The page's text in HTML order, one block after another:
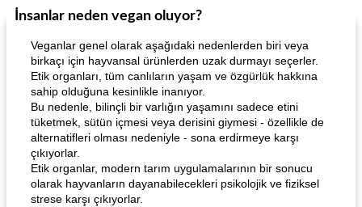
65dakika
Boneless Chicken Recipes
Curry Chicken Dinner
Candy
Mexican Cream (Fudge)
İnsanlar neden vegan oluyor?
Veganlar genel olarak aşağıdaki nedenlerden biri veya
birkaçı için hayvansal ürünlerden uzak durmayı seçerler.
Etik organları, tüm canlıların yaşam ve özgürlük hakkına
sahip olduğuna kesinlikle inanıyor.
Bu nedenle, bilinçli bir varlığın yaşamını sadece etini
tüketmek, sütün içmesi veya derisini giymesi - özellikle de
alternatifleri olması nedeniyle - sona erdirmeye karşı
çıkıyorlar.
Etik organlar, modern tarım uygulamalarının bir sonucu
olarak hayvanların dayanabilecekleri psikolojik ve fiziksel
strese karşı çıkıyorlar.